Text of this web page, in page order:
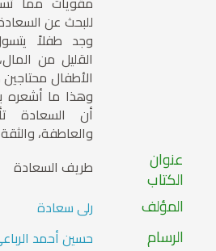
للبحث عن
وجد طفلاً
القليل من
الأطفال
وهذا ما أشعره
أن السعادة
والعاطفة،
عنوان
الكتاب طريف السعادة
المؤلف رلى سعادة
الرسام حسين أحمد